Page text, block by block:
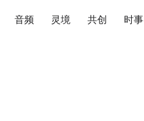
音频 灵境 共创 时事